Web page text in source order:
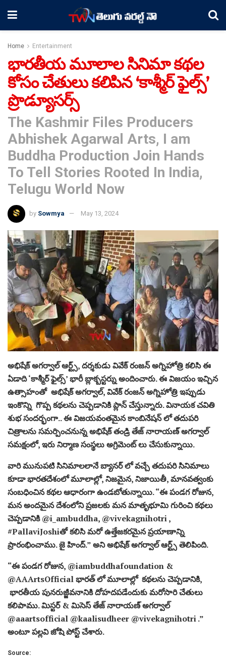
Home Entertainment
భారతీయ మూలాల సినిమా కథల
కోసం చేతులు కలిపిన ‘కాశ్మీర్ ఫైల్స్’
ప్రొడ్యూసర్స్
The Kashmir Files Producers
Abhishek Agarwal Arts, I am
Buddha Production Join Hands
To Tell Stories Rooted In India,
Telugu World Now
by Sowmya May 13, 2024
అభిషేక్ అగర్వాల్ ఆర్ట్స్, దర్శకుడు వివేక్ రంజన్ అగ్నిహోత్రి కలిసి ఈ
ఏడాది ‘కాశ్మీర్ ఫైల్స్’ భారీ బ్లాక్బస్టర్ను అందించారు. ఈ విజయం ఇచ్చిన
ఉత్సాహంతో అభిషేక్ అగర్వాల్, వివేక్ రంజన్ అగ్నిహోత్రి ఇప్పుడు
ఇంకొన్ని గొప్ప కథలను చెప్పడానికి ప్లాన్ చేస్తున్నారు. వినాయక చవితి
శుభ సందర్భంగా.. ఈ విజయవంతమైన కాంబినేషన్ లో తదుపరి
చిత్రాలను సమర్పించనున్న అభిషేక్ తండ్రి తేజ్ నారాయణ్ అగర్వాల్
సమక్షంలో, ఇరు నిర్మాణ సంస్థలు అగ్రిమెంట్ లు చేసుకున్నాయి.
వారి మునుపటి సినిమాలలానే బ్యానర్ లో వచ్చే తదుపరి సినిమాలు
కూడా భారతదేశంలో మూలాల్లో, నిజమైన, నిజాయితీ, మానవత్వంకు
సంబధించిన కథల ఆధారంగా ఉండబోతున్నాయి. “ఈ పండగ రోజున,
మన అందమైన దేశంలోని ప్రజలకు మన మాతృభూమి గురించి కథలు
చెప్పడానికి @i_ambuddha, @vivekagnihotri ,
#PallaviJoshiతో కలిసి మరో ఉత్తేజకరమైన ప్రయాణాన్ని
ప్రారంభించాము. జై హింద్.” అని అభిషేక్ అగర్వాల్ ఆర్ట్స్ తెలిపింది.
“ఈ పండగ రోజున, @iambuddhafoundation &
@AAArtsOfficial భారత్ లో మూలాల్లో కథలను చెప్పడానికి,
భారతీయ పునరుజ్జీవనానికి దోహదపడేందుకు మరోసారి చేతులు
కలిపాము. మిస్టర్ & మిసెస్ తేజ్ నారాయణ్ అగర్వాల్
@aaartsofficial @kaalisudheer @vivekagnihotri .”
అంటూ పల్లవి జోషి పోస్ట్ చేశారు.
Source: